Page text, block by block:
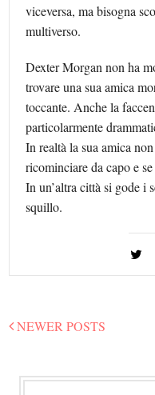
viceversa, ma bisogna
multiverso.
Dexter Morgan non ha
trovare una sua amica
toccante. Anche la
particolarmente
In realtà la sua amica
ricominciare da capo e
In un’altra città si gode
squillo.
NEWER POSTS